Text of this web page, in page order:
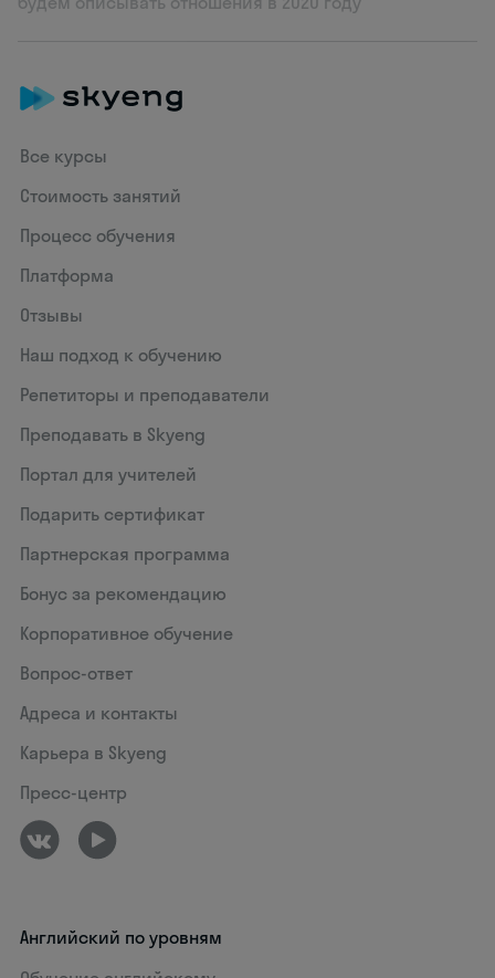
Все курсы
Стоимость занятий
Процесс обучения
Платформа
Отзывы
Наш подход к обучению
Репетиторы и преподаватели
Преподавать в Skyeng
Портал для учителей
Подарить сертификат
Партнерская программа
Бонус за рекомендацию
Корпоративное обучение
Вопрос-ответ
Адреса и контакты
Карьера в Skyeng
Пресс-центр
Английский по уровням